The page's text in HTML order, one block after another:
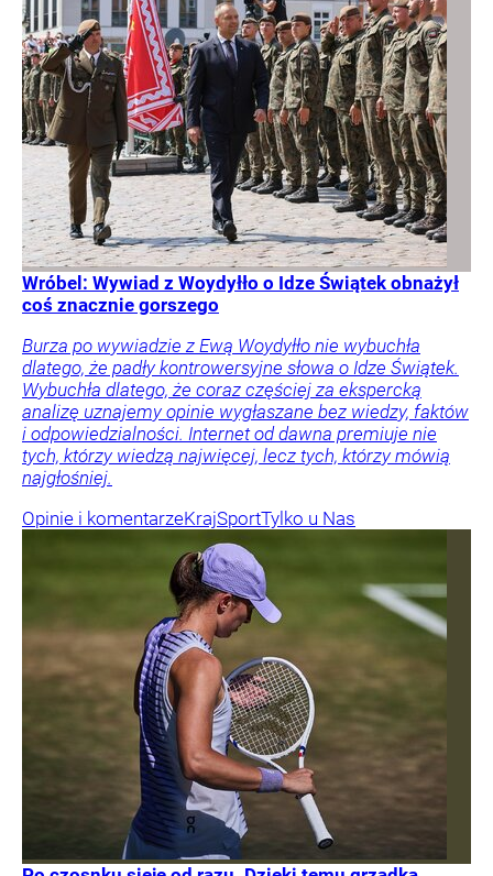
Wróbel: Wywiad z Woydyłło o Idze Świątek obnażył
coś znacznie gorszego
Burza po wywiadzie z Ewą Woydyłło nie wybuchła
dlatego, że padły kontrowersyjne słowa o Idze Świątek.
Wybuchła dlatego, że coraz częściej za ekspercką
analizę uznajemy opinie wygłaszane bez wiedzy, faktów
i odpowiedzialności. Internet od dawna premiuje nie
tych, którzy wiedzą najwięcej, lecz tych, którzy mówią
najgłośniej.
Opinie i komentarzeKrajSportTylko u Nas